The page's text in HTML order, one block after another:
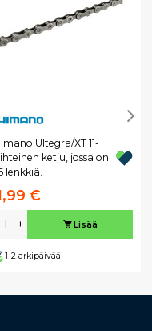
Ultegra/XT 11-
ketju, jossa on
lenkkiä.
€
+ Lisää
1-2 arkipäivää